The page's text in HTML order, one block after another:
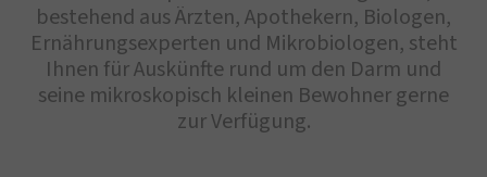
bestehend aus Ärzten, Apothekern, Biologen,
Ernährungsexperten und Mikrobiologen, steht
Ihnen für Auskünfte rund um den Darm und
seine mikroskopisch kleinen Bewohner gerne
zur Verfügung.